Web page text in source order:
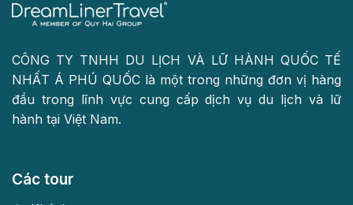
CÔNG TY TNHH DU LỊCH VÀ LỮ HÀNH QUỐC TẾ
NHẤT Á PHÚ QUỐC là một trong những đơn vị hàng
đầu trong lĩnh vực cung cấp dịch vụ du lịch và lữ
hành tại Việt Nam.
Các tour